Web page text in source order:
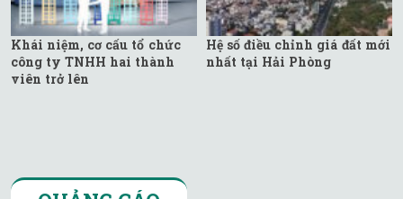
Khái niệm, cơ cấu tổ chức
công ty TNHH hai thành
viên trở lên
Hệ số điều chỉnh giá đất mới
nhất tại Hải Phòng